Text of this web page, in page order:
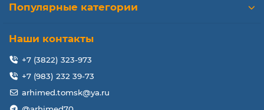
Популярные категории
Наши контакты
+7 (3822) 323-973
+7 (983) 232 39-73
arhimed.tomsk@ya.ru